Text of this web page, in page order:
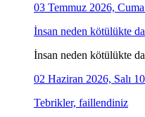
03 Temmuz 2026,
İnsan neden kötülükte
İnsan neden kötülükte
02 Haziran 2026, Salı
Tebrikler, faillendiniz